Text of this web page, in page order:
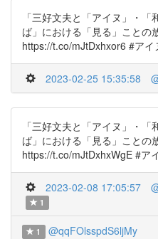
「三好文夫と「アイヌ」・
ば」における「見る」ことの
https://t.co/mJtDxhxor6 #アイ
2023-02-25 15:35:58
「三好文夫と「アイヌ」・
ば」における「見る」ことの
https://t.co/mJtDxhxWgE #ア
2023-02-08 17:05:57
1
1 @qqFOlsspdS6ljMy